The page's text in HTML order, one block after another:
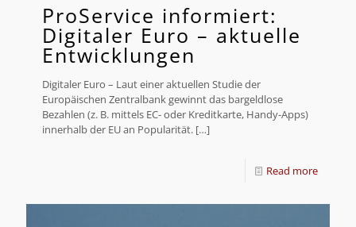
ProService informiert:
Digitaler Euro – aktuelle
Entwicklungen
Digitaler Euro – Laut einer aktuellen Studie der
Europäischen Zentralbank gewinnt das bargeldlose
Bezahlen (z. B. mittels EC- oder Kreditkarte, Handy-Apps)
innerhalb der EU an Popularität. […]
Read more